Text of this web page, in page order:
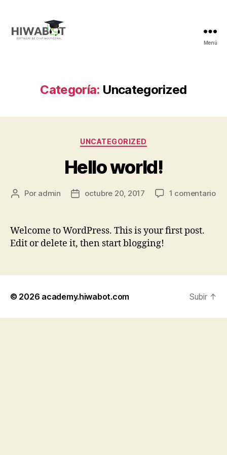
Menú
Categoría: Uncategorized
Categorías
UNCATEGORIZED
Hello world!
Autor
entrada
Por admin
Fecha
entrada
octubre 20, 2017 1 comentarioen
Welcome to WordPress. This is your first post.
Edit or delete it, then start blogging!
© 2026 academy.hiwabot.com Subir ↑